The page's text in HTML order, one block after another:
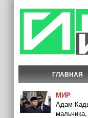
ГЛАВНАЯ
МИР
Адам